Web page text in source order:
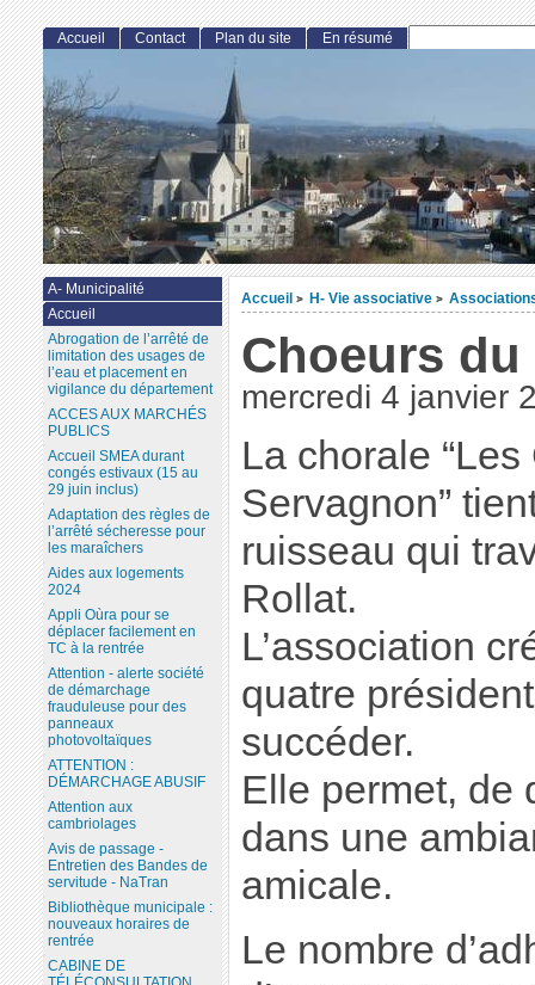
Accueil > H- Vie associative >
Choeurs
mercredi 4 janvier
La chorale
Servagnon”
ruisseau qui
Rollat.
L’association
quatre
succéder.
Elle permet, de
dans une
amicale.
Le nombre
Accueil Contact Plan du site En résumé
A- Municipalité
Accueil
Abrogation de l’arrêté de
limitation des usages de
l’eau et placement en
vigilance du département
ACCES AUX MARCHÉS
PUBLICS
Accueil SMEA durant
congés estivaux (15 au
29 juin inclus)
Adaptation des règles de
l’arrêté sécheresse pour
les maraîchers
Aides aux logements
2024
Appli Oùra pour se
déplacer facilement en
TC à la rentrée
Attention - alerte société
de démarchage
frauduleuse pour des
panneaux
photovoltaïques
ATTENTION :
DÉMARCHAGE ABUSIF
Attention aux
cambriolages
Avis de passage -
Entretien des Bandes de
servitude - NaTran
Bibliothèque municipale :
nouveaux horaires de
rentrée
CABINE DE